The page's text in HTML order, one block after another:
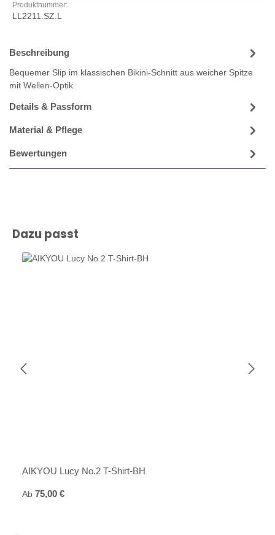
Produktnummer:
LL2211.SZ.L
Beschreibung
Bequemer Slip im klassischen Bikini-Schnitt aus weicher Spitze
mit Wellen-Optik.
Details & Passform
Material & Pflege
Bewertungen
Produktgalerie überspringen
Dazu passt
AIKYOU Lucy No.2 T-Shirt-BH
Regulärer Preis:
Ab 75,00 €